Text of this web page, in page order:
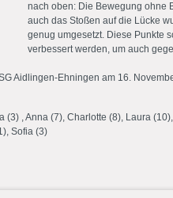
nach oben: Die Bewegung ohne
auch das Stoßen auf die Lücke
genug umgesetzt. Diese Punkte
verbessert werden, um auch
Aidlingen-Ehningen am 16.
(3) , Anna (7), Charlotte (8), Laura
Sofia (3)